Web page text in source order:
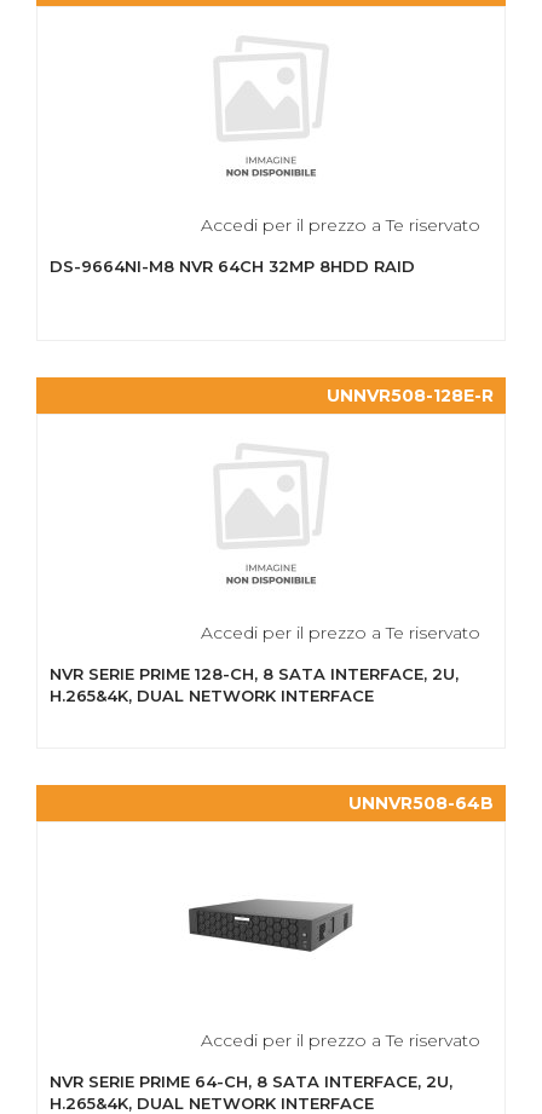
Accedi per il prezzo a Te riservato
DS-9664NI-M8 NVR 64CH 32MP 8HDD RAID
UNNVR508-128E-R
Accedi per il prezzo a Te riservato
NVR SERIE PRIME 128-CH, 8 SATA INTERFACE, 2U,
H.265&4K, DUAL NETWORK INTERFACE
UNNVR508-64B
Accedi per il prezzo a Te riservato
NVR SERIE PRIME 64-CH, 8 SATA INTERFACE, 2U,
H.265&4K, DUAL NETWORK INTERFACE